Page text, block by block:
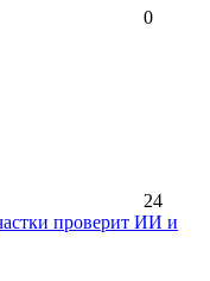
0
24
проверит ИИ и